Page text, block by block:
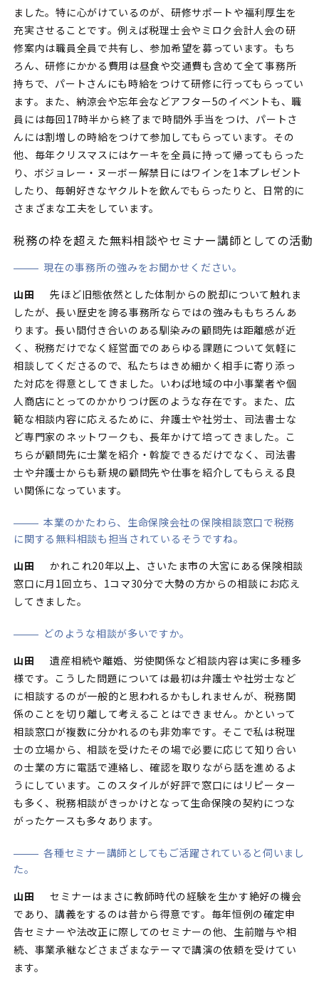
ました。特に心がけているのが、研修サポートや福利厚生を
充実させることです。例えば税理士会やミロク会計人会の研
修案内は職員全員で共有し、参加希望を募っています。もち
ろん、研修にかかる費用は昼食や交通費も含めて全て事務所
持ちで、パートさんにも時給をつけて研修に行ってもらってい
ます。また、納涼会や忘年会などアフター5のイベントも、職
員には毎回17時半から終了まで時間外手当をつけ、パートさ
んには割増しの時給をつけて参加してもらっています。その
他、毎年クリスマスにはケーキを全員に持って帰ってもらった
り、ボジョレー・ヌーボー解禁日にはワインを1本プレゼント
したり、毎朝好きなヤクルトを飲んでもらったりと、日常的に
さまざまな工夫をしています。
税務の枠を超えた無料相談やセミナー講師としての活動
現在の事務所の強みをお聞かせください。
山田
先ほど旧態依然とした体制からの脱却について触れま
したが、長い歴史を誇る事務所ならではの強みももちろんあ
ります。長い間付き合いのある馴染みの顧問先は距離感が近
く、税務だけでなく経営面でのあらゆる課題について気軽に
相談してくださるので、私たちはきめ細かく相手に寄り添っ
た対応を得意としてきました。いわば地域の中小事業者や個
人商店にとってのかかりつけ医のような存在です。また、広
範な相談内容に応えるために、弁護士や社労士、司法書士な
ど専門家のネットワークも、長年かけて培ってきました。こ
ちらが顧問先に士業を紹介・斡旋できるだけでなく、司法書
士や弁護士からも新規の顧問先や仕事を紹介してもらえる良
い関係になっています。
本業のかたわら、生命保険会社の保険相談窓口で税務
に関する無料相談も担当されているそうですね。
山田
かれこれ20年以上、さいたま市の大宮にある保険相談
窓口に月1回立ち、1コマ30分で大勢の方からの相談にお応え
してきました。
どのような相談が多いですか。
山田
遺産相続や離婚、労使関係など相談内容は実に多種多
様です。こうした問題については最初は弁護士や社労士など
に相談するのが一般的と思われるかもしれませんが、税務関
係のことを切り離して考えることはできません。かといって
相談窓口が複数に分かれるのも非効率です。そこで私は税理
士の立場から、相談を受けたその場で必要に応じて知り合い
の士業の方に電話で連絡し、確認を取りながら話を進めるよ
うにしています。このスタイルが好評で窓口にはリピーター
も多く、税務相談がきっかけとなって生命保険の契約につな
がったケースも多々あります。
各種セミナー講師としてもご活躍されていると伺いまし
た。
山田
セミナーはまさに教師時代の経験を生かす絶好の機会
であり、講義をするのは昔から得意です。毎年恒例の確定申
告セミナーや法改正に際してのセミナーの他、生前贈与や相
続、事業承継などさまざまなテーマで講演の依頼を受けてい
ます。